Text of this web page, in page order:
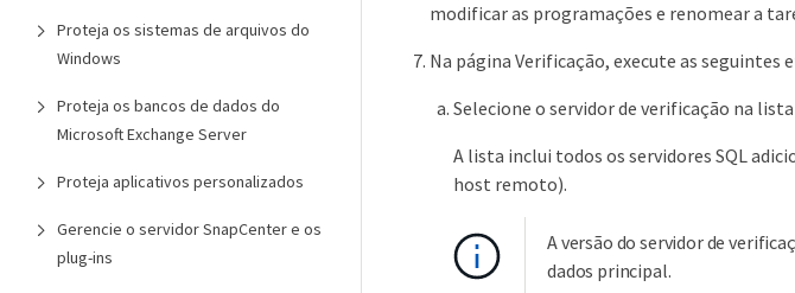
Proteja os sistemas de arquivos do
Windows
Proteja os bancos de dados do
Microsoft Exchange Server
Proteja aplicativos personalizados
Gerencie o servidor SnapCenter e os
plug-ins
modificar as programações e renomear a
Na página Verificação, execute as seguintes
Selecione o servidor de verificação na
A lista inclui todos os servidores SQL
host remoto).
A versão do servidor de
dados principal.